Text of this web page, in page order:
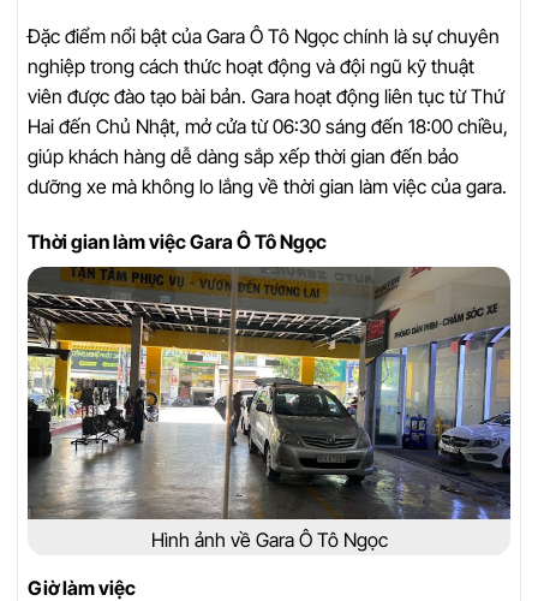
Đặc điểm nổi bật của Gara Ô Tô Ngọc chính là sự chuyên
nghiệp trong cách thức hoạt động và đội ngũ kỹ thuật
viên được đào tạo bài bản. Gara hoạt động liên tục từ Thứ
Hai đến Chủ Nhật, mở cửa từ 06:30 sáng đến 18:00 chiều,
giúp khách hàng dễ dàng sắp xếp thời gian đến bảo
dưỡng xe mà không lo lắng về thời gian làm việc của gara.
Thời gian làm việc Gara Ô Tô Ngọc
Hình ảnh về Gara Ô Tô Ngọc
Giờ làm việc